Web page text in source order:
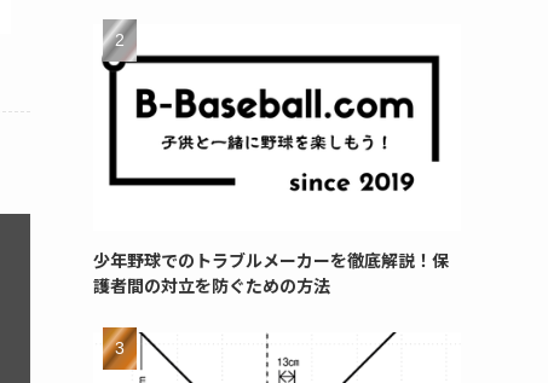
少年野球でのトラブルメーカーを徹底解説！保
護者間の対立を防ぐための方法